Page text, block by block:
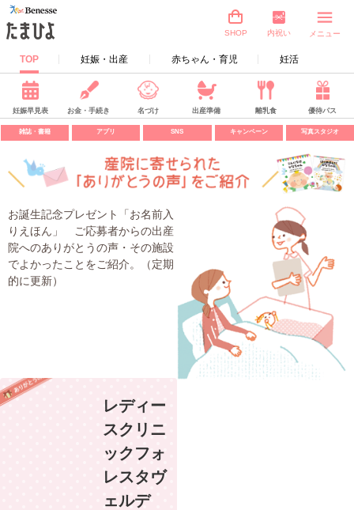
TOP 妊娠・出産 赤ちゃん・育児 妊活
SHOP 内祝い メニュー
妊娠早見表 お金・手続き 名づけ 出産準備 離乳食 優待パス
雑誌・書籍 アプリ SNS キャンペーン 写真スタジオ
お誕生記念プレゼント「お名前入
りえほん」 ご応募者からの出産
院へのありがとうの声・その施設
でよかったことをご紹介。（定期
的に更新）
レディー
スクリニ
ックフォ
レスタヴ
ェルデ